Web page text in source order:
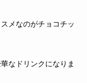
メなのがチョコチッ
なドリンクになりま